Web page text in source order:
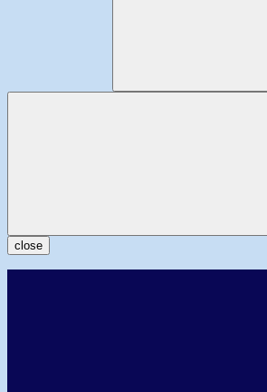
close